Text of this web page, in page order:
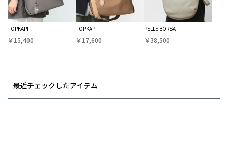
TOPKAPI
￥15,400
TOPKAPI
￥17,600
PELLE BORSA
￥38,500
最近チェックしたアイテム